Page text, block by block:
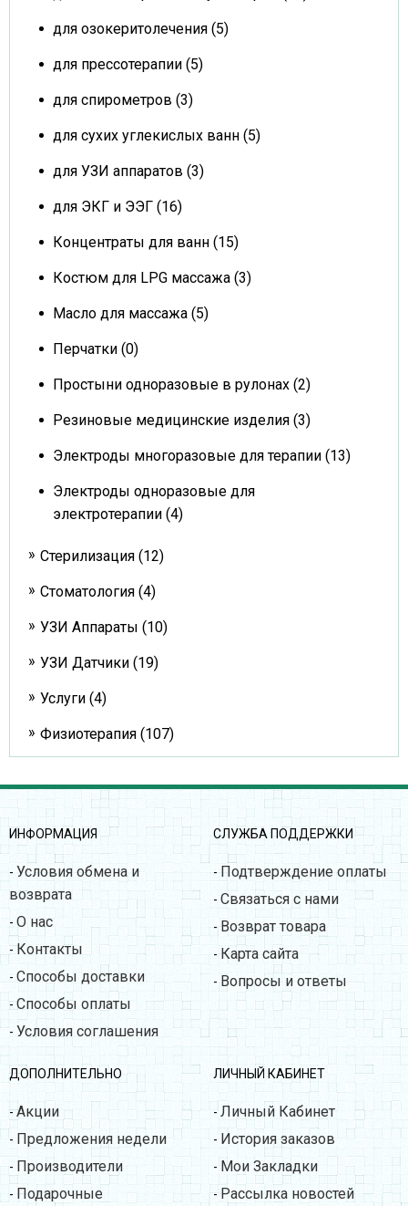
для озокеритолечения (5)
для прессотерапии (5)
для спирометров (3)
для сухих углекислых ванн (5)
для УЗИ аппаратов (3)
для ЭКГ и ЭЭГ (16)
Концентраты для ванн (15)
Костюм для LPG массажа (3)
Масло для массажа (5)
Перчатки (0)
Простыни одноразовые в рулонах (2)
Резиновые медицинские изделия (3)
Электроды многоразовые для терапии (13)
Электроды одноразовые для
электротерапии (4)
Стерилизация (12)
Стоматология (4)
УЗИ Аппараты (10)
УЗИ Датчики (19)
Услуги (4)
Физиотерапия (107)
ИНФОРМАЦИЯ
- Условия обмена и
возврата
- О нас
-Контакты
- Способы доставки
-Способы оплаты
- Условия соглашения
СЛУЖБА ПОДДЕРЖКИ
-Подтверждение оплаты
- Связаться с нами
-Возврат товара
-Карта сайта
-Вопросы и ответы
ДОПОЛНИТЕЛЬНО
-Акции
- Предложения недели
- Производители
- Подарочные
ЛИЧНЫЙ КАБИНЕТ
- Личный Кабинет
- История заказов
-Мои Закладки
-Рассылка новостей